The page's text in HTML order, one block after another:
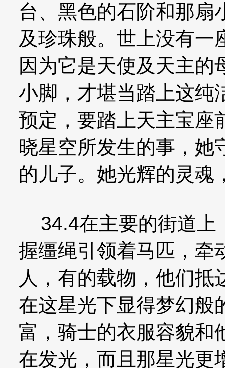
台、黑色的石阶和那扇
及珍珠般。世上没有一
因为它是天使及天主的
小脚，才堪当踏上这纯
预定，要踏上天主宝座
晓星空所发生的事，她
的儿子。她光辉的灵魂
34.4在主要的街道上
握缰绳引领着马匹，牵
人，有的载物，他们
在这星光下显得梦幻般
富，骑士的衣服容貌和
在发光，而且那星光更